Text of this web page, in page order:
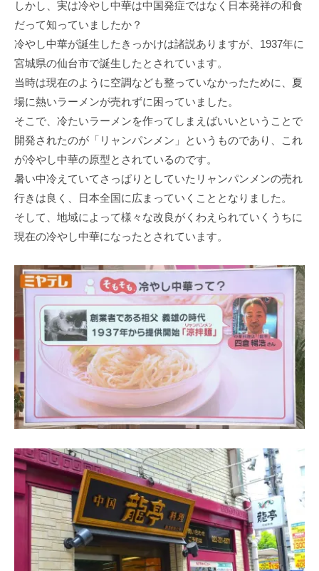
しかし、実は冷やし中華は中国発症ではなく日本発祥の和食
だって知っていましたか？
冷やし中華が誕生したきっかけは諸説ありますが、1937年に
宮城県の仙台市で誕生したとされています。
当時は現在のように空調なども整っていなかったために、夏
場に熱いラーメンが売れずに困っていました。
そこで、冷たいラーメンを作ってしまえばいいということで
開発されたのが「リャンパンメン」というものであり、これ
が冷やし中華の原型とされているのです。
暑い中冷えていてさっぱりとしていたリャンパンメンの売れ
行きは良く、日本全国に広まっていくこととなりました。
そして、地域によって様々な改良がくわえられていくうちに
現在の冷やし中華になったとされています。